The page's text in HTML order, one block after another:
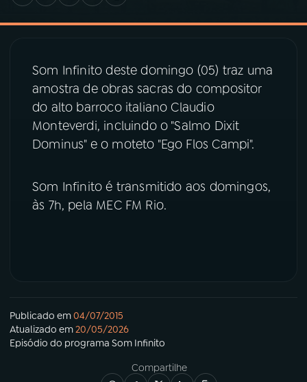
03PROGRAMAÇÃO
04PROGRAMAS
PODCASTS
07 ÚLTIMAS
YouTube
X
Som Infinito deste domingo (05) traz uma
amostra de obras sacras do compositor
do alto barroco italiano Claudio
Monteverdi, incluindo o "Salmo Dixit
Dominus" e o moteto "Ego Flos Campi".
Som Infinito é transmitido aos domingos,
às 7h, pela MEC FM Rio.
Publicado em04/07/2015
Atualizado em20/05/2026
Episódio do programa Som Infinito
Compartilhe